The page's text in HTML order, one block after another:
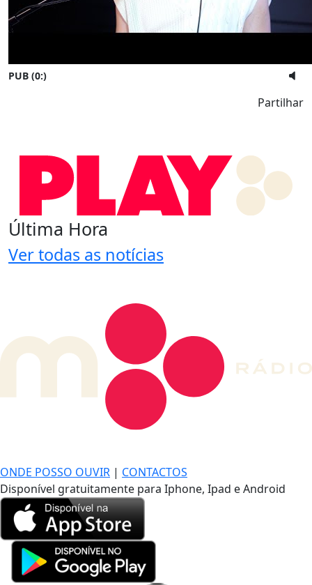
PUB (0:)
Partilhar
Última Hora
Ver todas as notícias
ONDE POSSO OUVIR | CONTACTOS
Disponível gratuitamente para Iphone, Ipad e Android